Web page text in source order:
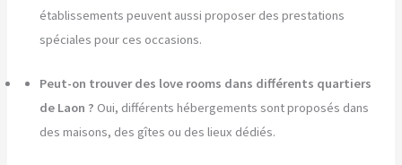
établissements peuvent aussi proposer des prestations
spéciales pour ces occasions.
Peut-on trouver des love rooms dans différents quartiers
de Laon ? Oui, différents hébergements sont proposés dans
des maisons, des gîtes ou des lieux dédiés.